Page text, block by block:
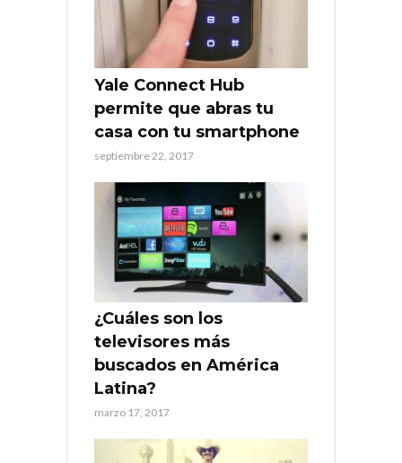
Yale Connect Hub
permite que abras tu
casa con tu smartphone
septiembre 22, 2017
¿Cuáles son los
televisores más
buscados en América
Latina?
marzo 17, 2017